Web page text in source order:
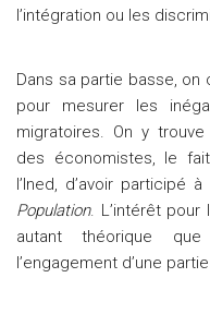
l’intégration ou les
Dans sa partie basse, on
pour mesurer les
migratoires. On y
des économistes, le
l’Ined, d’avoir participé
Population. L’intérêt
autant théorique
l’engagement d’une